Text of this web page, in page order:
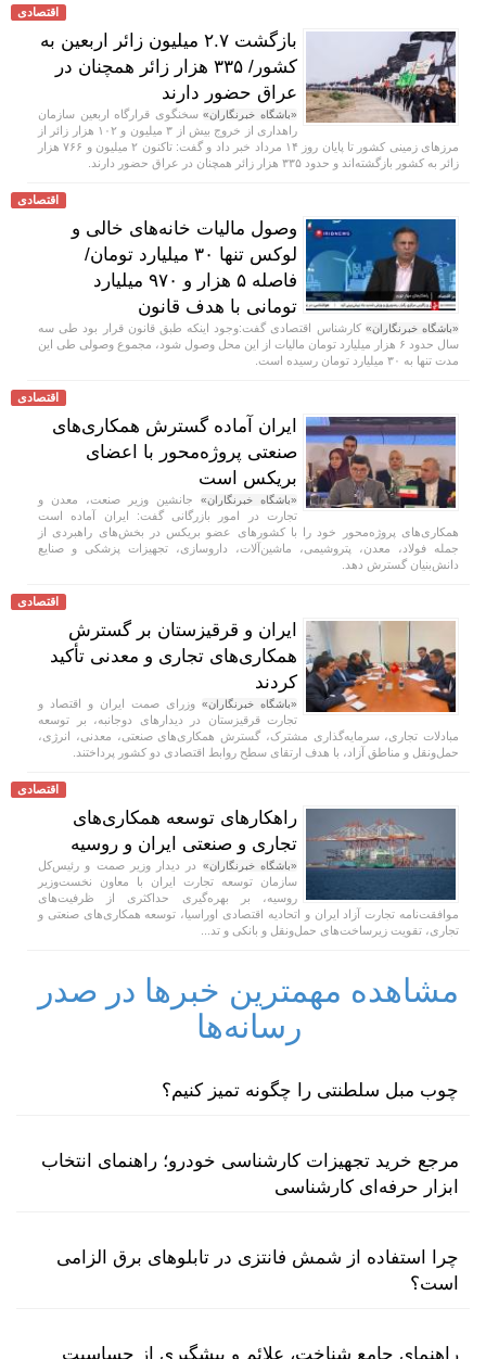
اقتصادی
بازگشت ۲.۷ میلیون زائر اربعین به
کشور/ ۳۳۵ هزار زائر همچنان در
عراق حضور دارند
«باشگاه خبرنگاران»سخنگوی قرارگاه اربعین سازمان
راهداری از خروج بیش از ۳ میلیون و ۱۰۲ هزار زائر از
مرز‌های زمینی کشور تا پایان روز ۱۴ مرداد خبر داد و گفت: تاکنون ۲ میلیون و ۷۶۶ هزار
زائر به کشور بازگشته‌اند و حدود ۳۳۵ هزار زائر همچنان در عراق حضور دارند.
اقتصادی
وصول مالیات خانه‌های خالی و
لوکس تنها ۳۰ میلیارد تومان/
فاصله ۵ هزار و ۹۷۰ میلیارد
تومانی با هدف قانون
«باشگاه خبرنگاران» کارشناس اقتصادی گفت:وجود اینکه طبق قانون قرار بود طی سه
سال حدود ۶ هزار میلیارد تومان مالیات از این محل وصول شود، مجموع وصولی طی این
مدت تنها به ۳۰ میلیارد تومان رسیده است.
اقتصادی
ایران آماده گسترش همکاری‌های
صنعتی پروژه‌محور با اعضای
بریکس است
«باشگاه خبرنگاران» جانشین وزیر صنعت، معدن و
تجارت در امور بازرگانی گفت: ایران آماده است
همکاری‌های پروژه‌محور خود را با کشور‌های عضو بریکس در بخش‌های راهبردی از
جمله فولاد، معدن، پتروشیمی، ماشین‌آلات، داروسازی، تجهیزات پزشکی و صنایع
دانش‌بنیان گسترش دهد.
اقتصادی
ایران و قرقیزستان بر گسترش
همکاری‌های تجاری و معدنی تأکید
کردند
«باشگاه خبرنگاران» وزرای صمت ایران و اقتصاد و
تجارت قرقیزستان در دیدار‌های دوجانبه، بر توسعه
مبادلات تجاری، سرمایه‌گذاری مشترک، گسترش همکاری‌های صنعتی، معدنی، انرژی،
حمل‌ونقل و مناطق آزاد، با هدف ارتقای سطح روابط اقتصادی دو کشور پرداختند.
اقتصادی
راهکارهای توسعه همکاری‌های
تجاری و صنعتی ایران و روسیه
«باشگاه خبرنگاران» در دیدار وزیر صمت و رئیس‌کل
سازمان توسعه تجارت ایران با معاون نخست‌وزیر
روسیه، بر بهره‌گیری حداکثری از ظرفیت‌های
موافقت‌نامه تجارت آزاد ایران و اتحادیه اقتصادی اوراسیا، توسعه همکاری‌های صنعتی و
تجاری، تقویت زیرساخت‌های حمل‌ونقل و بانکی و تد...
مشاهده مهمترین خبرها در صدر
رسانه‌ها
چوب مبل سلطنتی را چگونه تمیز کنیم؟
مرجع خرید تجهیزات کارشناسی خودرو؛ راهنمای انتخاب
ابزار حرفه‌ای کارشناسی
چرا استفاده از شمش فانتزی در تابلوهای برق الزامی
است؟
راهنمای جامع شناخت، علائم و پیشگیری از حساسیت